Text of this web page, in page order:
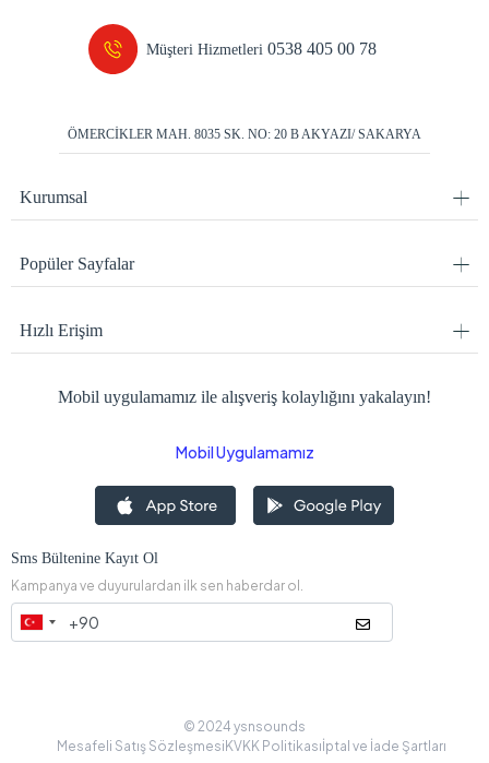
Müşteri Hizmetleri0538 405 00 78
ÖMERCİKLER MAH. 8035 SK. NO: 20 B AKYAZI/ SAKARYA
Kurumsal
Popüler Sayfalar
Hızlı Erişim
Mobil uygulamamız ile alışveriş kolaylığını yakalayın!
Mobil Uygulamamız
Sms Bültenine Kayıt Ol
Kampanya ve duyurulardan ilk sen haberdar ol.
© 2024 ysnsounds
Mesafeli Satış SözleşmesiKVKK Politikasıİptal ve İade Şartları